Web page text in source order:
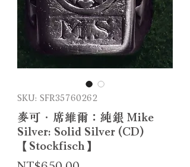
SKU: SFR35760262
麥可．席維爾：純銀 Mike
Silver: Solid Silver (CD)
【Stockfisch】